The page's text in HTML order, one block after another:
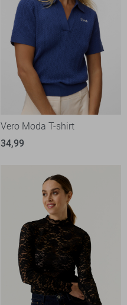
Vero Moda T-shirt
34,99